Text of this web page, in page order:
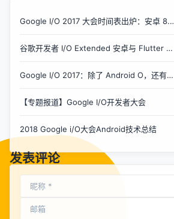
Google I/O 2017 大会时间表出炉：安卓 8.0
谷歌开发者 I/O Extended 安卓与 Flutter 专
Google I/O 2017：除了 Android O，还有什
【专题报道】Google I/O开发者大会
2018 Google i/O大会Android技术总结
发表评论